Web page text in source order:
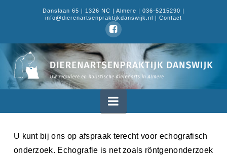
Danslaan 65 | 1326 NC | Almere | 036-5215290 |
info@dierenartsenpraktijkdanswijk.nl | Contact
Dierenartsenpraktijk
Danswijk
Navigation
U kunt bij ons op afspraak terecht voor echografisch
onderzoek. Echografie is net zoals röntgenonderzoek